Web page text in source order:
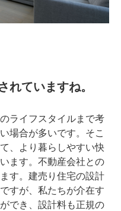
れていますね。
ライフスタイルまで考
場合が多いです。そこ
、より暮らしやすい快
ます。不動産会社との
す。建売り住宅の設計
すが、私たちが介在す
でき、設計料も正規の